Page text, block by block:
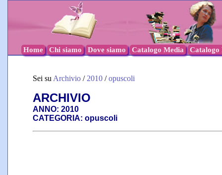
Home Chi siamo Dove siamo Catalogo Media Catalogo
Sei su Archivio / 2010 /opuscoli
ARCHIVIO
ANNO: 2010
CATEGORIA: opuscoli